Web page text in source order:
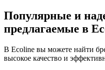
Популярные и
предлагаемые в
В Ecoline вы можете найти
высокое качество и